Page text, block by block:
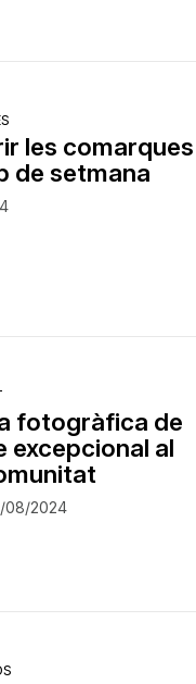
les comarques
de setmana
fotogràfica de
excepcional al
08/2024